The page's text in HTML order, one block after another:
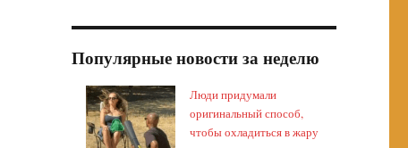
Популярные новости за неделю
Люди придумали
оригинальный способ,
чтобы охладиться в жару